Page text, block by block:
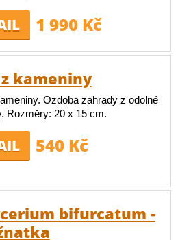
1 990 Kč
z kameniny
Ozdoba zahrady z odolné
Rozměry: 20 x 15 cm.
540 Kč
bifurcatum -